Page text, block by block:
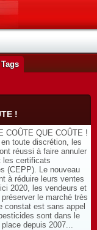
Tags
!
COÛTE QUE COÛTE !
toute discrétion, les
réussi à faire annuler
les certificats
(CEPP). Le nouveau
à réduire leurs ventes
2020, les vendeurs et
le marché très
constat est sans appel
sont dans le
depuis 2007...